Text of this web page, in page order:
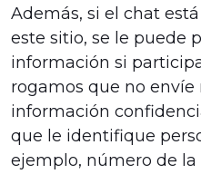
Además, si el chat
este sitio, se le puede
información si
rogamos que no
información
que le identifique
ejemplo, número de la